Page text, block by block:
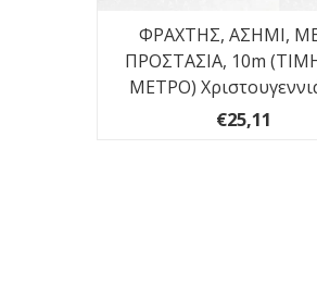
ΦΡΑΧΤΗΣ, ΑΣΗΜΙ,
ΠΡΟΣΤΑΣΙΑ, 10m
ΜΕΤΡΟ)
€25,11